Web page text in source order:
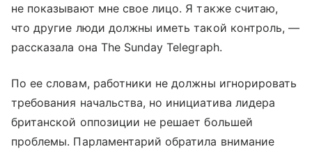
не показывают мне свое лицо. Я также считаю,
что другие люди должны иметь такой контроль, —
рассказала она The Sunday Telegraph.
По ее словам, работники не должны игнорировать
требования начальства, но инициатива лидера
британской оппозиции не решает большей
проблемы. Парламентарий обратила внимание